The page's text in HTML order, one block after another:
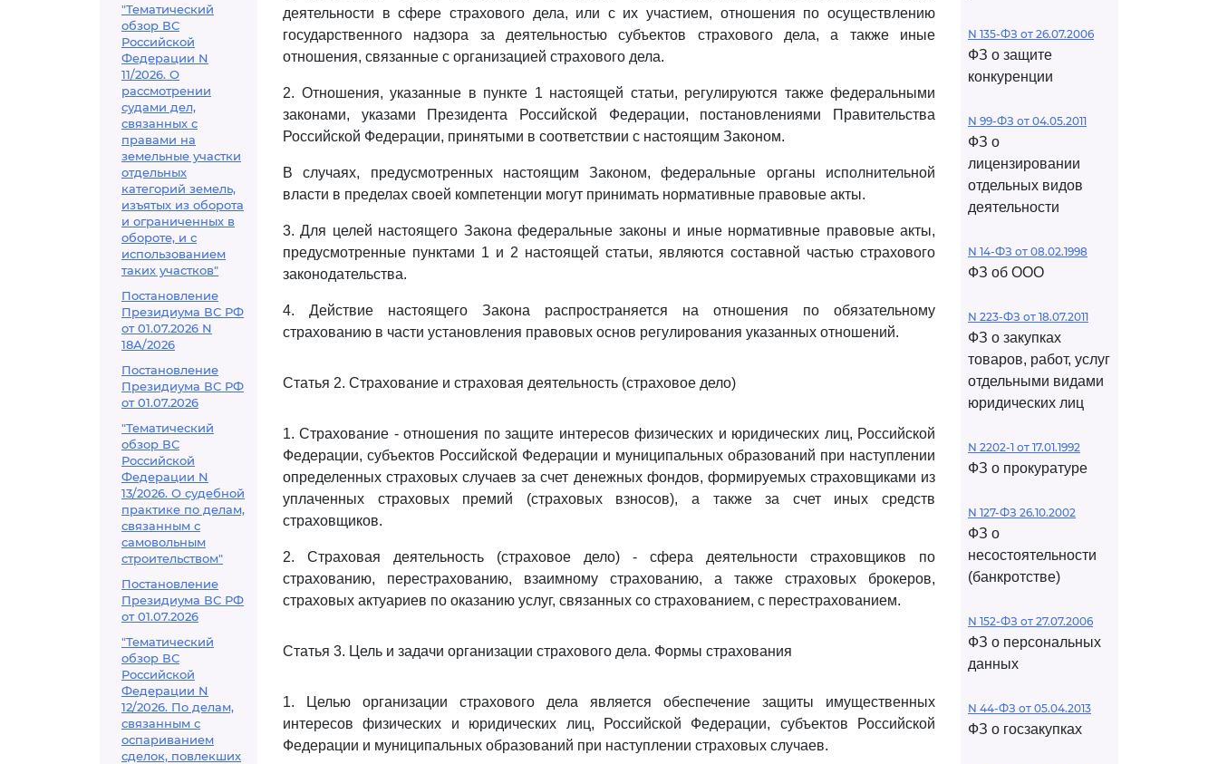
"Тематический
обзор ВС
Российской
Федерации N
11/2026. О
рассмотрении
судами дел,
связанных с
правами на
земельные участки
отдельных
категорий земель,
изъятых из оборота
и ограниченных в
обороте, и с
использованием
таких участков"
Постановление
Президиума ВС РФ
от 01.07.2026 N
18А/2026
Постановление
Президиума ВС РФ
от 01.07.2026
"Тематический
обзор ВС
Российской
Федерации N
13/2026. О судебной
практике по делам,
связанным с
самовольным
строительством"
Постановление
Президиума ВС РФ
от 01.07.2026
"Тематический
обзор ВС
Российской
Федерации N
12/2026. По делам,
связанным с
оспариванием
сделок, повлекших
деятельности в сфере страхового дела, или с их участием, отношения по осуществлению
государственного надзора за деятельностью субъектов страхового дела, а также иные
отношения, связанные с организацией страхового дела.
2. Отношения, указанные в пункте 1 настоящей статьи, регулируются также федеральными
законами, указами Президента Российской Федерации, постановлениями Правительства
Российской Федерации, принятыми в соответствии с настоящим Законом.
В случаях, предусмотренных настоящим Законом, федеральные органы исполнительной
власти в пределах своей компетенции могут принимать нормативные правовые акты.
3. Для целей настоящего Закона федеральные законы и иные нормативные правовые акты,
предусмотренные пунктами 1 и 2 настоящей статьи, являются составной частью страхового
законодательства.
4. Действие настоящего Закона распространяется на отношения по обязательному
страхованию в части установления правовых основ регулирования указанных отношений.
Статья 2. Страхование и страховая деятельность (страховое дело)
1. Страхование - отношения по защите интересов физических и юридических лиц, Российской
Федерации, субъектов Российской Федерации и муниципальных образований при наступлении
определенных страховых случаев за счет денежных фондов, формируемых страховщиками из
уплаченных страховых премий (страховых взносов), а также за счет иных средств
страховщиков.
2. Страховая деятельность (страховое дело) - сфера деятельности страховщиков по
страхованию, перестрахованию, взаимному страхованию, а также страховых брокеров,
страховых актуариев по оказанию услуг, связанных со страхованием, с перестрахованием.
Статья 3. Цель и задачи организации страхового дела. Формы страхования
1. Целью организации страхового дела является обеспечение защиты имущественных
интересов физических и юридических лиц, Российской Федерации, субъектов Российской
Федерации и муниципальных образований при наступлении страховых случаев.
N 135-ФЗ от 26.07.2006
ФЗ о защите
конкуренции
N 99-ФЗ от 04.05.2011
ФЗ о
лицензировании
отдельных видов
деятельности
N 14-ФЗ от 08.02.1998
ФЗ об ООО
N 223-ФЗ от 18.07.2011
ФЗ о закупках
товаров, работ, услуг
отдельными видами
юридических лиц
N 2202-1 от 17.01.1992
ФЗ о прокуратуре
N 127-ФЗ 26.10.2002
ФЗ о
несостоятельности
(банкротстве)
N 152-ФЗ от 27.07.2006
ФЗ о персональных
данных
N 44-ФЗ от 05.04.2013
ФЗ о госзакупках